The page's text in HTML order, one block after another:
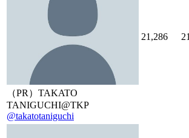
（PR）TAKATO
TANIGUCHI@TKP
@takatotaniguchi
21,286